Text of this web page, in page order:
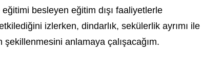
eğitimi besleyen eğitim dışı faaliyetlerle
izlerken, dindarlık, sekülerlik ayrımı ile
şekillenmesini anlamaya çalışacağım.